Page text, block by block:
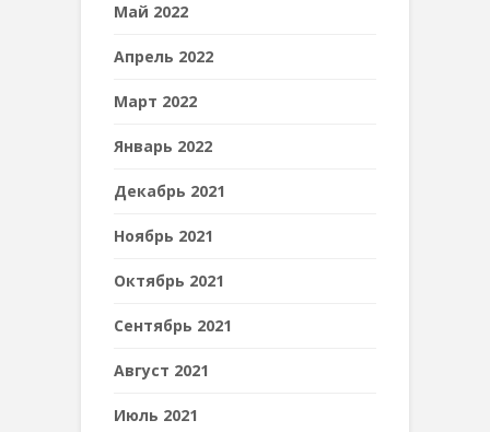
Май 2022
Апрель 2022
Март 2022
Январь 2022
Декабрь 2021
Ноябрь 2021
Октябрь 2021
Сентябрь 2021
Август 2021
Июль 2021